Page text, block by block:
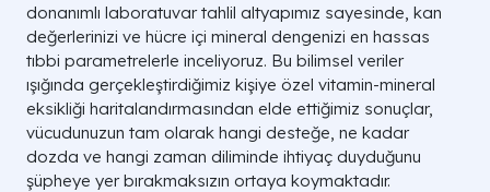
donanımlı laboratuvar tahlil altyapımız sayesinde, kan
değerlerinizi ve hücre içi mineral dengenizi en hassas
tıbbi parametrelerle inceliyoruz. Bu bilimsel veriler
ışığında gerçekleştirdiğimiz kişiye özel vitamin-mineral
eksikliği haritalandırmasından elde ettiğimiz sonuçlar,
vücudunuzun tam olarak hangi desteğe, ne kadar
dozda ve hangi zaman diliminde ihtiyaç duyduğunu
şüpheye yer bırakmaksızın ortaya koymaktadır.